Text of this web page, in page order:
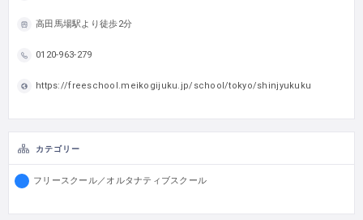
高田馬場駅より徒歩2分
0120-963-279
https://freeschool.meikogijuku.jp/school/tokyo/shinjyukuku
カテゴリー
フリースクール／オルタナティブスクール